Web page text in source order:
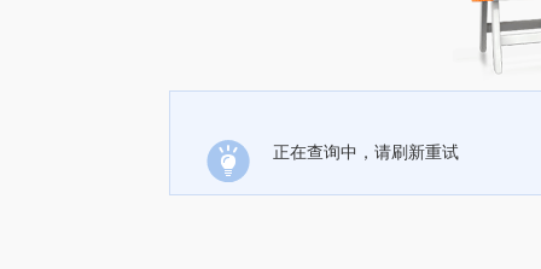
正在查询中，请刷新重试